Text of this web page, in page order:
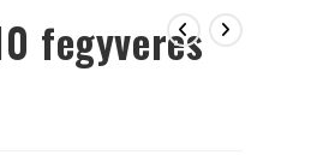
fegyveres